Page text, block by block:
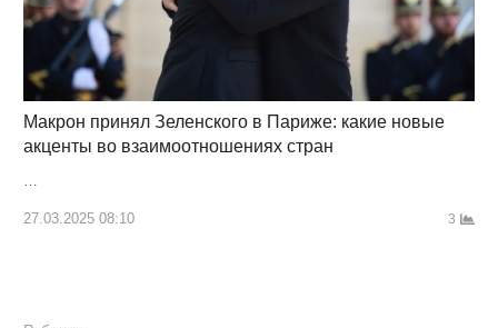
Макрон принял Зеленского в Париже: какие новые
акценты во взаимоотношениях стран
27.03.2025 08:10 3